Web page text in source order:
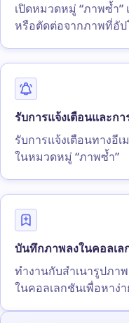
เปิดหมวดหมู่ “ภาพซ้ำ
หรือตัดต่อจากภาพที่อั
รับการแจ้งเตือนและก
รับการแจ้งเตือนทางอี
ในหมวดหมู่ “ภาพซ้ำ”
บันทึกภาพลงในคอลเล
ทำงานกับสำเนารูปภา
ในคอลเลกชันเพื่อหาง่